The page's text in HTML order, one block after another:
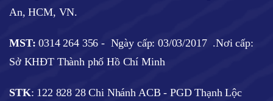
An, HCM, VN.
MST:0314 264 356 - Ngày cấp: 03/03/2017 .Nơi cấp:
Sở KHĐT Thành phố Hồ Chí Minh
STK: 122 828 28 Chi Nhánh ACB - PGD Thạnh Lộc